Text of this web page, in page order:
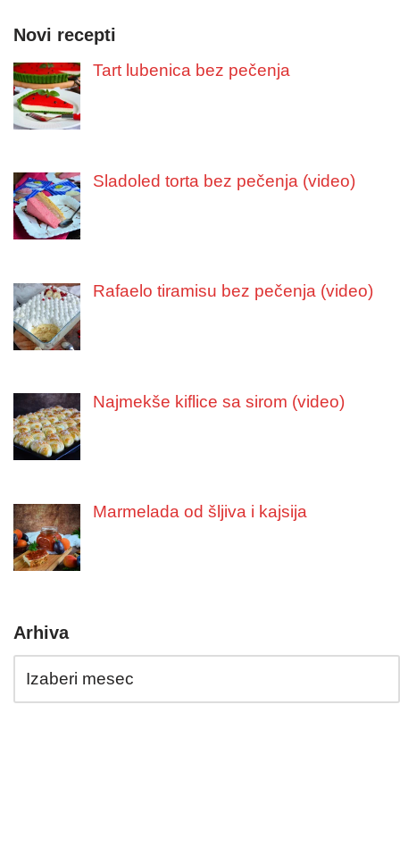
Novi recepti
Tart lubenica bez pečenja
Sladoled torta bez pečenja (video)
Rafaelo tiramisu bez pečenja (video)
Najmekše kiflice sa sirom (video)
Marmelada od šljiva i kajsija
Arhiva